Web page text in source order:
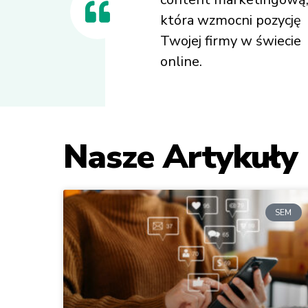
która wzmocni pozycję
Twojej firmy w świecie
online.
Nasze Artykuły
SEM